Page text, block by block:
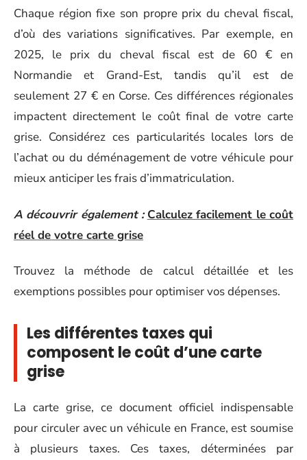
Chaque région fixe son propre prix du cheval fiscal,
d’où des variations significatives. Par exemple, en
2025, le prix du cheval fiscal est de 60 € en
Normandie et Grand-Est, tandis qu’il est de
seulement 27 € en Corse. Ces différences régionales
impactent directement le coût final de votre carte
grise. Considérez ces particularités locales lors de
l’achat ou du déménagement de votre véhicule pour
mieux anticiper les frais d’immatriculation.
A découvrir également : Calculez facilement le coût
réel de votre carte grise
Trouvez la méthode de calcul détaillée et les
exemptions possibles pour optimiser vos dépenses.
Les différentes taxes qui
composent le coût d’une carte
grise
La carte grise, ce document officiel indispensable
pour circuler avec un véhicule en France, est soumise
à plusieurs taxes. Ces taxes, déterminées par